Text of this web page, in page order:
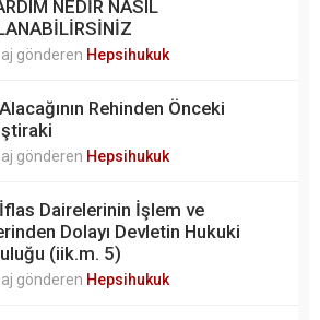
NEDİR NASIL
gönderen Hepsihukuk
Rehinden Önceki
gönderen Hepsihukuk
Dairelerinin İşlem ve
Dolayı Devletin Hukuki
(iik.m. 5)
gönderen Hepsihukuk